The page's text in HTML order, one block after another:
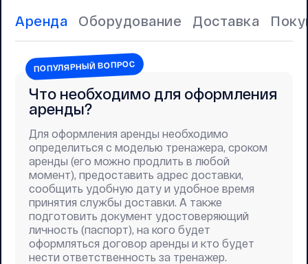
Аренда Оборудование Доставка
ПОПУЛЯРНЫЙ ВОПРОС
Что необходимо для оформления
аренды?
Для оформления аренды необходимо
определиться с моделью тренажера, сроком
аренды (его можно продлить в любой
момент), предоставить адрес доставки,
сообщить удобную дату и удобное время
принятия службы доставки. А также
подготовить документ удостоверяющий
личность (паспорт), на кого будет
оформляться договор аренды и кто будет
нести ответственность за тренажер.